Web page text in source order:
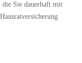
die Sie dauerhaft mit